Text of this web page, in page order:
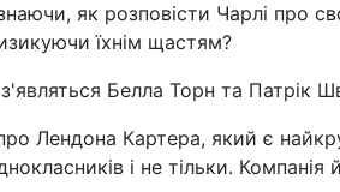
як розповісти Чарлі про
їхнім щастям?
Белла Торн та Патрік
Лендона Картера, який є
і не тільки.